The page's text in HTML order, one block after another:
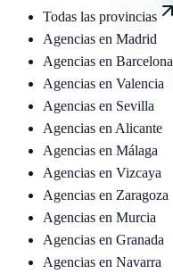
Todas las provincias
Agencias en Madrid
Agencias en Barcelona
Agencias en Valencia
Agencias en Sevilla
Agencias en Alicante
Agencias en Málaga
Agencias en Vizcaya
Agencias en Zaragoza
Agencias en Murcia
Agencias en Granada
Agencias en Navarra